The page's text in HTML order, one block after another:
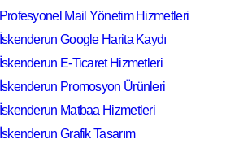
Profesyonel Mail Yönetim Hizmetleri
İskenderun Google Harita Kaydı
İskenderun E-Ticaret Hizmetleri
İskenderun Promosyon Ürünleri
İskenderun Matbaa Hizmetleri
İskenderun Grafik Tasarım